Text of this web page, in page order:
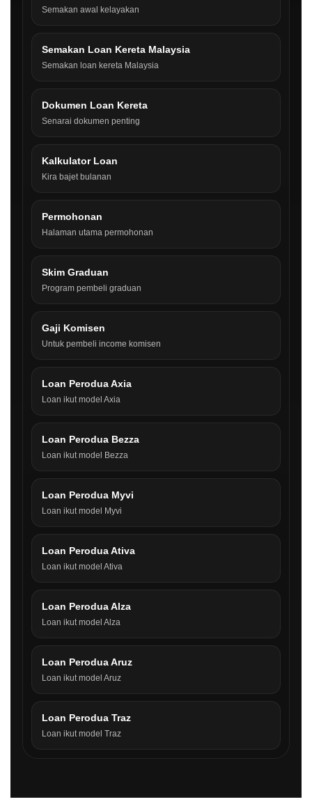
Semakan awal kelayakan
Semakan Loan Kereta Malaysia
Semakan loan kereta Malaysia
Dokumen Loan Kereta
Senarai dokumen penting
Kalkulator Loan
Kira bajet bulanan
Permohonan
Halaman utama permohonan
Skim Graduan
Program pembeli graduan
Gaji Komisen
Untuk pembeli income komisen
Loan Perodua Axia
Loan ikut model Axia
Loan Perodua Bezza
Loan ikut model Bezza
Loan Perodua Myvi
Loan ikut model Myvi
Loan Perodua Ativa
Loan ikut model Ativa
Loan Perodua Alza
Loan ikut model Alza
Loan Perodua Aruz
Loan ikut model Aruz
Loan Perodua Traz
Loan ikut model Traz